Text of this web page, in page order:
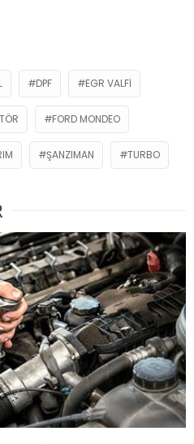
DPF EGR VALFI
FORD MONDEO
ŞANZIMAN TURBO